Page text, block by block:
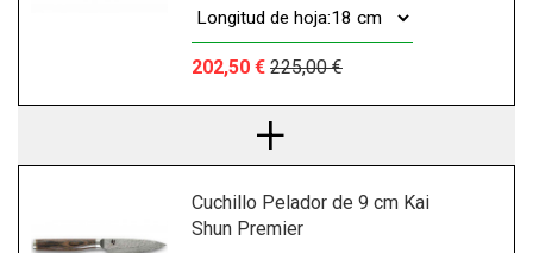
202,50 € 225,00 €
Cuchillo Pelador de 9 cm Kai
Shun Premier